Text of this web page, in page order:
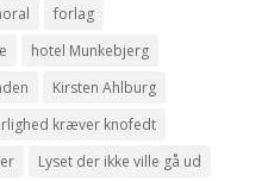
forlag
hotel Munkebjerg
Kirsten Ahlburg
kræver knofedt
Lyset der ikke ville gå ud